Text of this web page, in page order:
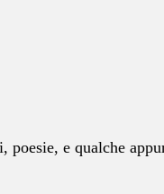
poesie, e qualche